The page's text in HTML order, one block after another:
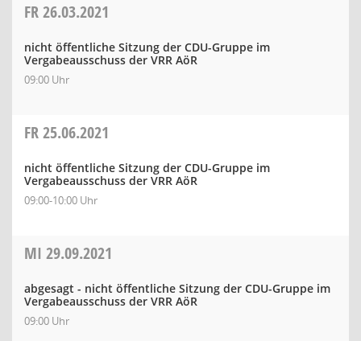
FR26.03.2021
nicht öffentliche Sitzung der CDU-Gruppe im
Vergabeausschuss der VRR AöR
09:00 Uhr
FR25.06.2021
nicht öffentliche Sitzung der CDU-Gruppe im
Vergabeausschuss der VRR AöR
09:00-10:00 Uhr
MI 29.09.2021
abgesagt - nicht öffentliche Sitzung der CDU-Gruppe im
Vergabeausschuss der VRR AöR
09:00 Uhr